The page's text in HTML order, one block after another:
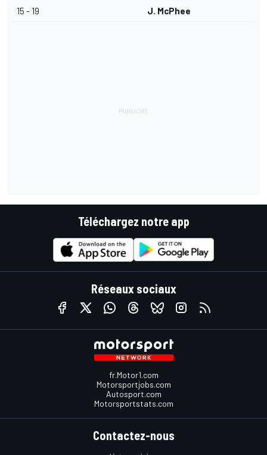
15 - 19 J. McPhee
Téléchargez notre app
Réseaux sociaux
fr.Motor1.com
Motorsportjobs.com
Autosport.com
Motorsportstats.com
Contactez-nous